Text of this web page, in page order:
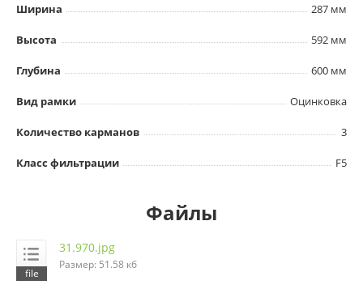
Ширина 287 мм
Высота 592 мм
Глубина 600 мм
Вид рамки Оцинковка
Количество карманов 3
Класс фильтрации F5
Файлы
31.970.jpg
Размер: 51.58 кб